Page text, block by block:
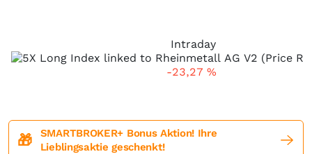
Intraday
-23,27 %
🎁
SMARTBROKER+ Bonus Aktion! Ihre
Lieblingsaktie geschenkt!